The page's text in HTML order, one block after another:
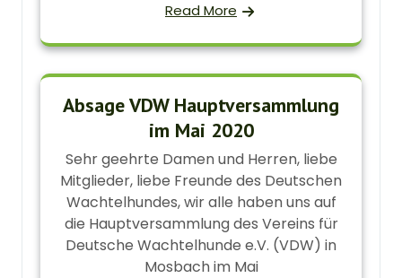
Read More
Absage VDW Hauptversammlung
im Mai 2020
Sehr geehrte Damen und Herren, liebe
Mitglieder, liebe Freunde des Deutschen
Wachtelhundes, wir alle haben uns auf
die Hauptversammlung des Vereins für
Deutsche Wachtelhunde e.V. (VDW) in
Mosbach im Mai